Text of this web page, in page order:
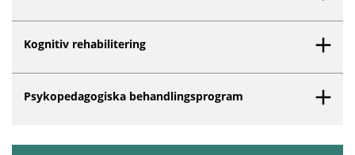
Kognitiv rehabilitering
Psykopedagogiska behandlingsprogram